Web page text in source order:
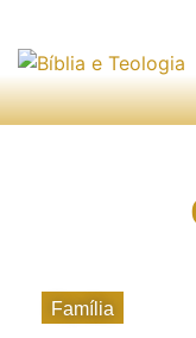
Família